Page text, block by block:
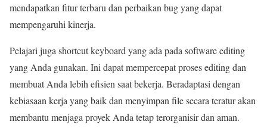
mendapatkan fitur terbaru dan perbaikan bug yang dapat
mempengaruhi kinerja.
Pelajari juga shortcut keyboard yang ada pada software editing
yang Anda gunakan. Ini dapat mempercepat proses editing dan
membuat Anda lebih efisien saat bekerja. Beradaptasi dengan
kebiasaan kerja yang baik dan menyimpan file secara teratur akan
membantu menjaga proyek Anda tetap terorganisir dan aman.